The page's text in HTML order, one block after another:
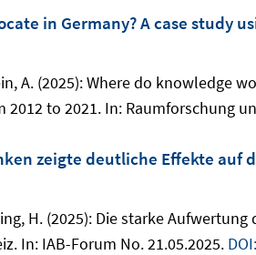
in Germany? A case study
A. (2025): Where do
to 2021. In: Raumforschung
zeigte deutliche Effekte
H. (2025): Die starke
In: IAB-Forum No. 21.05.2025.